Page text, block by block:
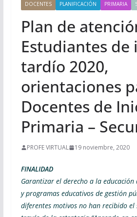
DOCENTES
PLANIFICACIÓN PRIMARIA
Plan de
Estudiantes de
tardío 2020,
orientaciones
Docentes de
Primaria –
PROFE VIRTUAL 19 noviembre, 2020
FINALIDAD
Garantizar el derecho a la educación
y programas educativos de gestión
diferentes motivos no han recibido el